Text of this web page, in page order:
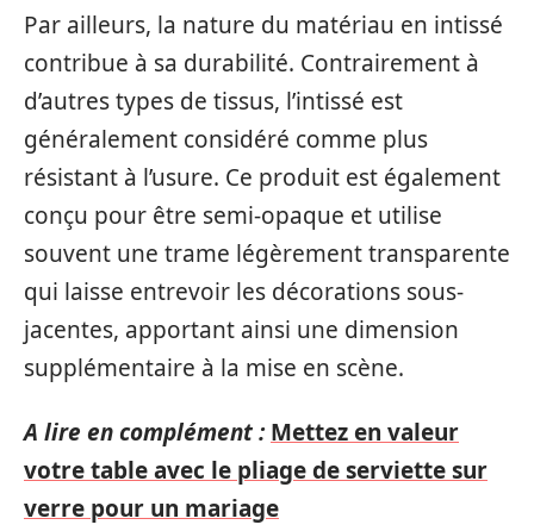
Par ailleurs, la nature du matériau en intissé
contribue à sa durabilité. Contrairement à
d’autres types de tissus, l’intissé est
généralement considéré comme plus
résistant à l’usure. Ce produit est également
conçu pour être semi-opaque et utilise
souvent une trame légèrement transparente
qui laisse entrevoir les décorations sous-
jacentes, apportant ainsi une dimension
supplémentaire à la mise en scène.
A lire en complément : Mettez en valeur
votre table avec le pliage de serviette sur
verre pour un mariage